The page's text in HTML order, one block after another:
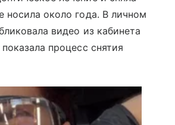
носила около года. В личном
видео из кабинета
процесс снятия